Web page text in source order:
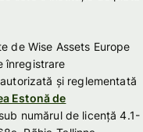
de Wise Assets Europe
înregistrare
și reglementată
Estonă de
sub numărul de licență 4.1-